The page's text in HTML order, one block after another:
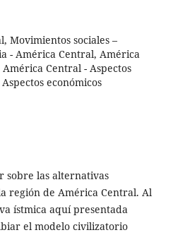
Movimientos sociales –
- América Central, América
Central - Aspectos
económicos
sobre las alternativas
región de América Central. Al
ístmica aquí presentada
el modelo civilizatorio